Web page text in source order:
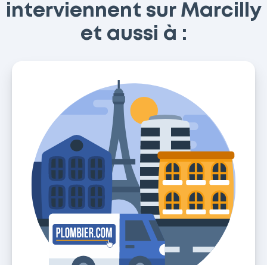
interviennent sur Marcilly
et aussi à :